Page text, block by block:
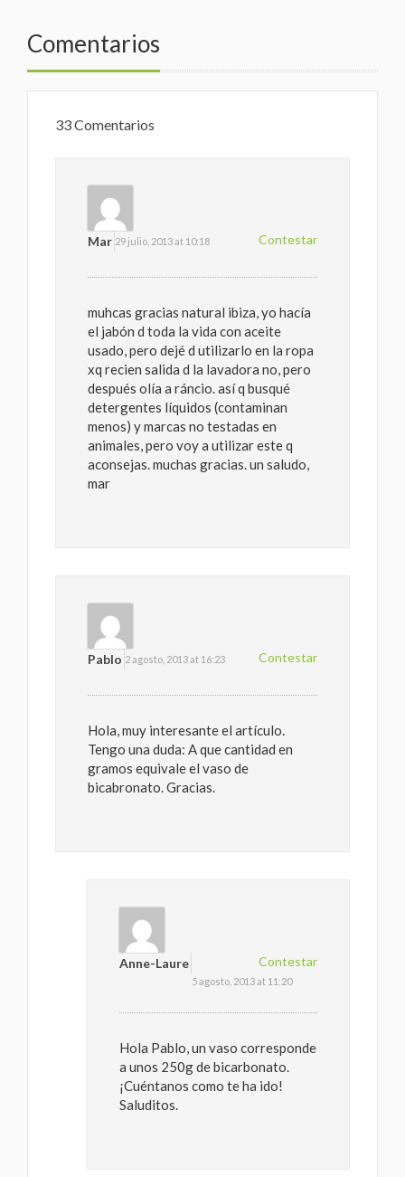
Comentarios
33 Comentarios
Contestar
Mar 29 julio, 2013 at 10:18
muhcas gracias natural ibiza, yo hacía
el jabón d toda la vida con aceite
usado, pero dejé d utilizarlo en la ropa
xq recien salida d la lavadora no, pero
después olía a ráncio. así q busqué
detergentes líquidos (contaminan
menos) y marcas no testadas en
animales, pero voy a utilizar este q
aconsejas. muchas gracias. un saludo,
mar
Contestar
Pablo 2 agosto, 2013 at 16:23
Hola, muy interesante el artículo.
Tengo una duda: A que cantidad en
gramos equivale el vaso de
bicabronato. Gracias.
Contestar
Anne-Laure
5 agosto, 2013 at 11:20
Hola Pablo, un vaso corresponde
a unos 250g de bicarbonato.
¡Cuéntanos como te ha ido!
Saluditos.